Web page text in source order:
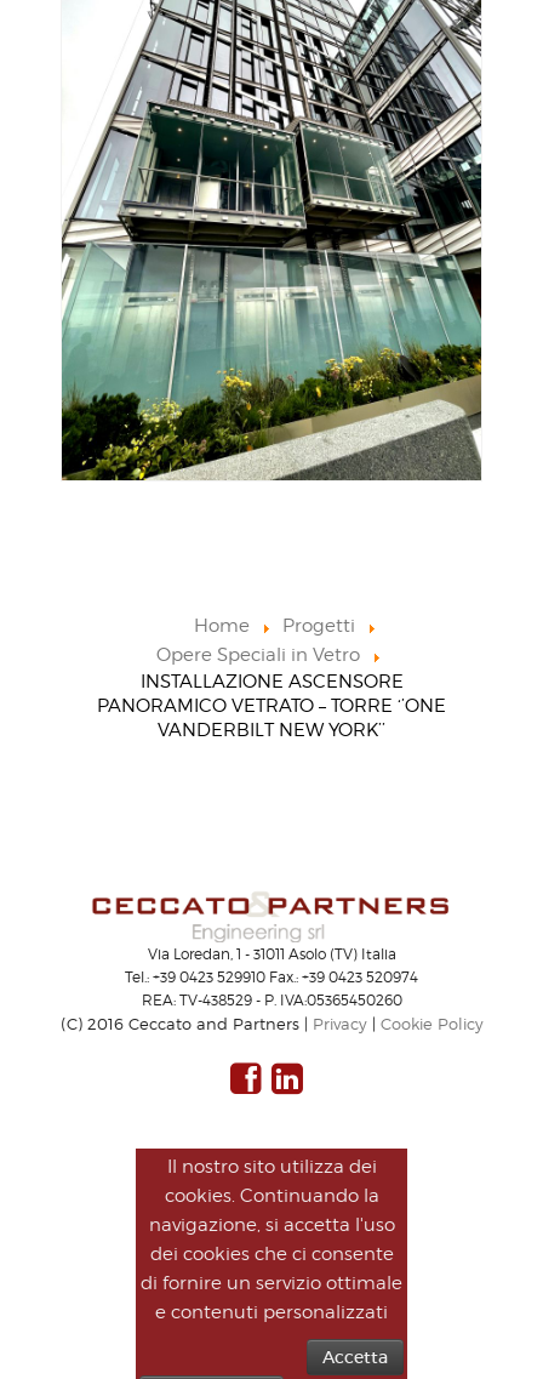
Home
Progetti
Opere Speciali in Vetro
INSTALLAZIONE ASCENSORE
PANORAMICO VETRATO – TORRE ‘’ONE
VANDERBILT NEW YORK’’
Via Loredan, 1 - 31011 Asolo (TV) Italia
Tel.: +39 0423 529910 Fax.: +39 0423 520974
REA: TV-438529 - P. IVA:05365450260
(C) 2016 Ceccato and Partners | Privacy| Cookie Policy
Il nostro sito utilizza dei
cookies. Continuando la
navigazione, si accetta l'uso
dei cookies che ci consente
di fornire un servizio ottimale
e contenuti personalizzati
Accetta